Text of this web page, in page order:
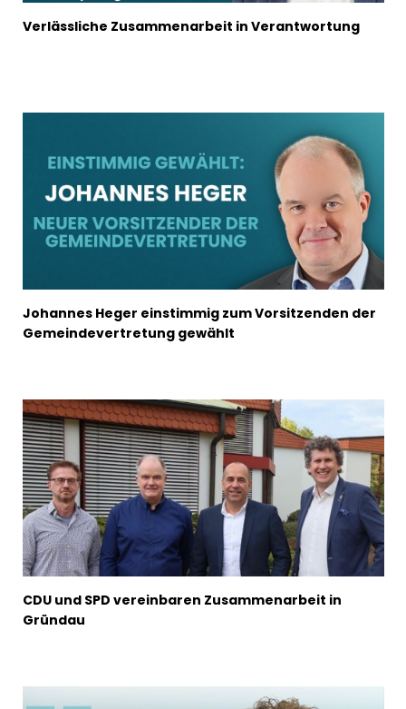
Verlässliche Zusammenarbeit in Verantwortung
Johannes Heger einstimmig zum Vorsitzenden der
Gemeindevertretung gewählt
CDU und SPD vereinbaren Zusammenarbeit in
Gründau